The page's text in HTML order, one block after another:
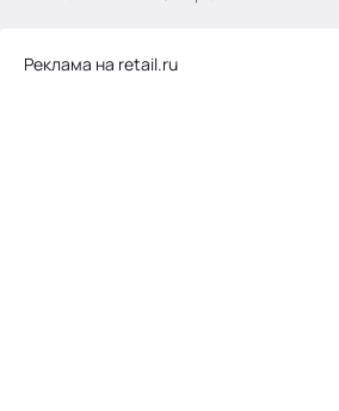
Реклама на retail.ru